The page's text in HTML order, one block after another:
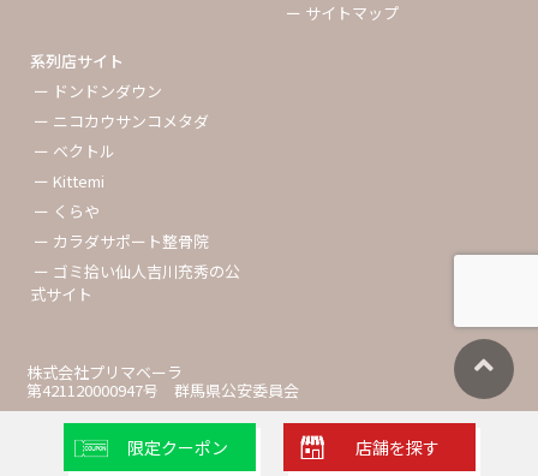
ー サイトマップ
系列店サイト
ー ドンドンダウン
ー ニコカウサンコメタダ
ー ベクトル
ー Kittemi
ー くらや
ー カラダサポート整骨院
ー ゴミ拾い仙人吉川充秀の公
式サイト
株式会社プリマベーラ
第421120000947号 群馬県公安委員会
限定クーポン 店舗を探す